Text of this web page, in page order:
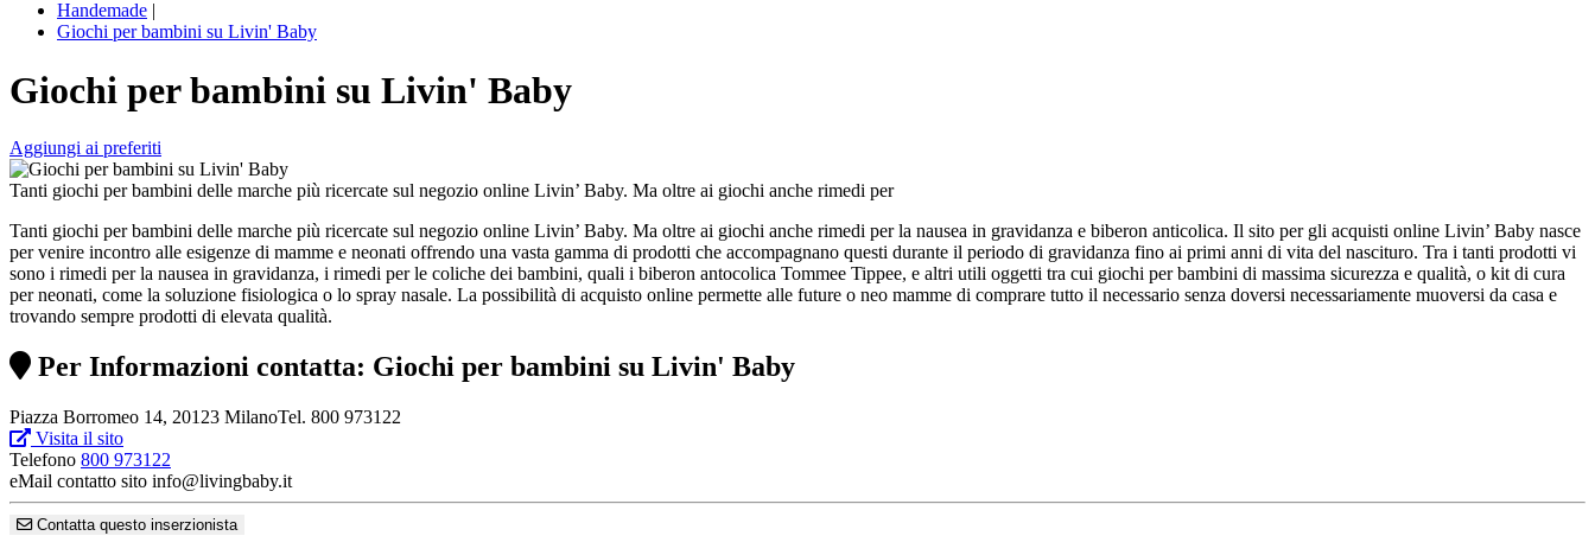
Handemade |
Giochi per bambini su Livin' Baby
Giochi per bambini su Livin' Baby
Aggiungi ai preferiti
Tanti giochi per bambini delle marche più ricercate sul negozio online Livin’ Baby. Ma oltre ai giochi anche rimedi per
Tanti giochi per bambini delle marche più ricercate sul negozio online Livin’ Baby. Ma oltre ai giochi anche rimedi per la nausea in gravidanza e biberon anticolica. Il sito per gli acquisti online Livin’ Baby nasce
per venire incontro alle esigenze di mamme e neonati offrendo una vasta gamma di prodotti che accompagnano questi durante il periodo di gravidanza fino ai primi anni di vita del nascituro. Tra i tanti prodotti vi
sono i rimedi per la nausea in gravidanza, i rimedi per le coliche dei bambini, quali i biberon antocolica Tommee Tippee, e altri utili oggetti tra cui giochi per bambini di massima sicurezza e qualità, o kit di cura
per neonati, come la soluzione fisiologica o lo spray nasale. La possibilità di acquisto online permette alle future o neo mamme di comprare tutto il necessario senza doversi necessariamente muoversi da casa e
trovando sempre prodotti di elevata qualità.
Per Informazioni contatta: Giochi per bambini su Livin' Baby
Piazza Borromeo 14, 20123 MilanoTel. 800 973122
Visita il sito
Telefono 800 973122
eMail contatto sito info@livingbaby.it
Contatta questo inserzionista